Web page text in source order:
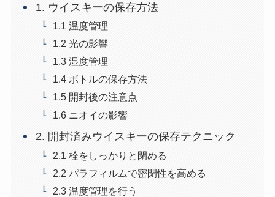
1. ウイスキーの保存方法
1.1 温度管理
1.2 光の影響
1.3 湿度管理
1.4 ボトルの保存方法
1.5 開封後の注意点
1.6 ニオイの影響
2. 開封済みウイスキーの保存テクニック
2.1 栓をしっかりと閉める
2.2 パラフィルムで密閉性を高める
2.3 温度管理を行う